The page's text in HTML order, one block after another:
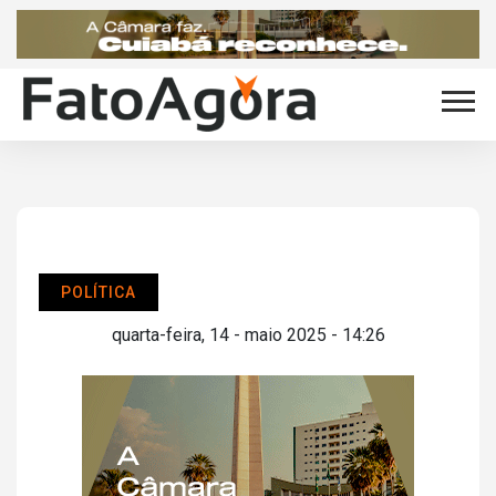
POLÍTICA
quarta-feira, 14 - maio 2025 - 14:26